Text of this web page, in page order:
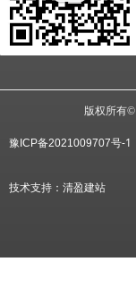
版权所有©
豫ICP备2021009707号-1
技术支持： 清盈建站